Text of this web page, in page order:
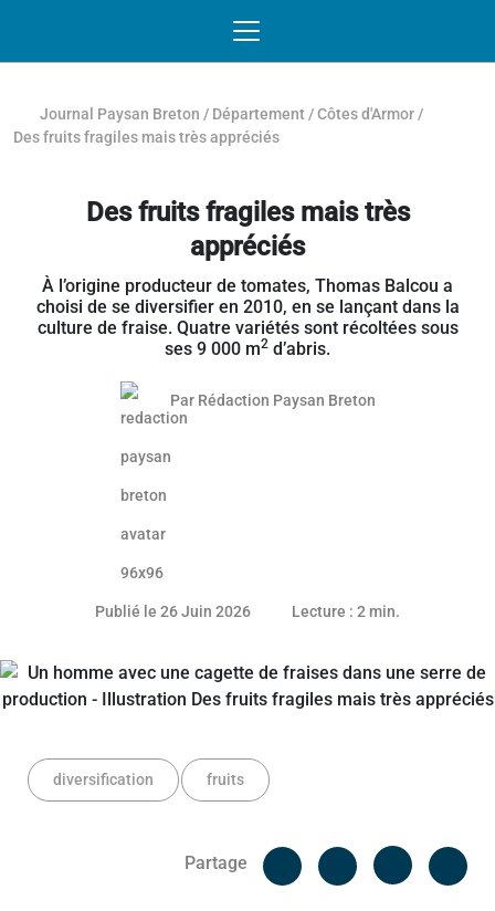
Journal Paysan Breton / Département /Côtes d'Armor /
Des fruits fragiles mais très appréciés
Des fruits fragiles mais très
appréciés
À l’origine producteur de tomates, Thomas Balcou a
choisi de se diversifier en 2010, en se lançant dans la
culture de fraise. Quatre variétés sont récoltées sous
ses 9 000 m2 d’abris.
Par Rédaction Paysan Breton
Publié le 26 Juin 202625 juin 2026Lecture : 2 min.
diversification fruits
Partage
Facebook